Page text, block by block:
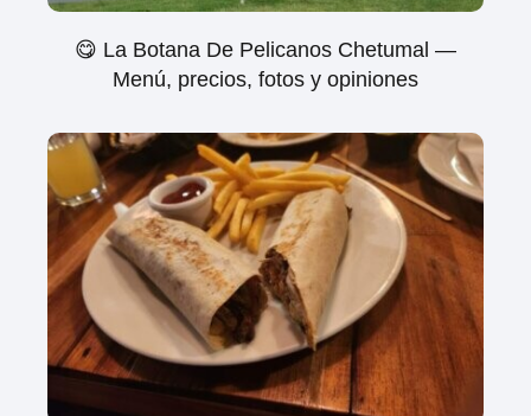
😋 La Botana De Pelicanos Chetumal —
Menú, precios, fotos y opiniones